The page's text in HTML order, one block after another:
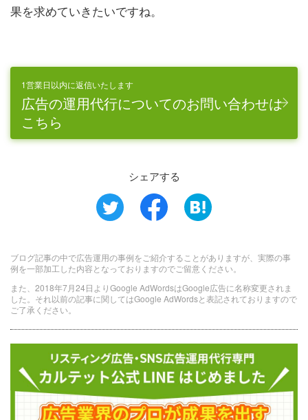
果を求めていきたいですね。
1営業日以内に返信いたします
広告の運用代行についてのお問い合わせは
こちら
シェアする
ブログ記事の中で広告運用の事例をご紹介することがありますが、実際の事
例を一部加工した内容となっておりますのでご留意ください。
また、2018年7月24日よりGoogle AdWordsはGoogle広告に名称変更されま
した。それ以前の記事に関してはGoogle AdWordsと表記されておりますので
ご了承ください。